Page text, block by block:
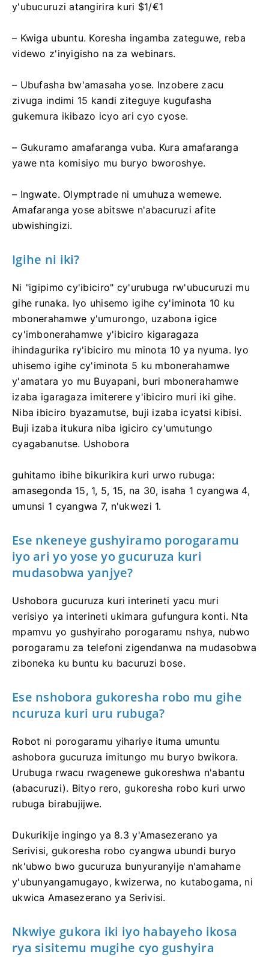
y'ubucuruzi atangirira kuri $1/€1
– Kwiga ubuntu. Koresha ingamba zateguwe, reba
videwo z'inyigisho na za webinars.
– Ubufasha bw'amasaha yose. Inzobere zacu
zivuga indimi 15 kandi ziteguye kugufasha
gukemura ikibazo icyo ari cyo cyose.
– Gukuramo amafaranga vuba. Kura amafaranga
yawe nta komisiyo mu buryo bworoshye.
– Ingwate. Olymptrade ni umuhuza wemewe.
Amafaranga yose abitswe n'abacuruzi afite
ubwishingizi.
Igihe ni iki?
Ni "igipimo cy'ibiciro" cy'urubuga rw'ubucuruzi mu
gihe runaka. Iyo uhisemo igihe cy'iminota 10 ku
mbonerahamwe y'umurongo, uzabona igice
cy'imbonerahamwe y'ibiciro kigaragaza
ihindagurika ry'ibiciro mu minota 10 ya nyuma. Iyo
uhisemo igihe cy'iminota 5 ku mbonerahamwe
y'amatara yo mu Buyapani, buri mbonerahamwe
izaba igaragaza imiterere y'ibiciro muri iki gihe.
Niba ibiciro byazamutse, buji izaba icyatsi kibisi.
Buji izaba itukura niba igiciro cy'umutungo
cyagabanutse. Ushobora
guhitamo ibihe bikurikira kuri urwo rubuga:
amasegonda 15, 1, 5, 15, na 30, isaha 1 cyangwa 4,
umunsi 1 cyangwa 7, n'ukwezi 1.
Ese nkeneye gushyiramo porogaramu
iyo ari yo yose yo gucuruza kuri
mudasobwa yanjye?
Ushobora gucuruza kuri interineti yacu muri
verisiyo ya interineti ukimara gufungura konti. Nta
mpamvu yo gushyiraho porogaramu nshya, nubwo
porogaramu za telefoni zigendanwa na mudasobwa
ziboneka ku buntu ku bacuruzi bose.
Ese nshobora gukoresha robo mu gihe
ncuruza kuri uru rubuga?
Robot ni porogaramu yihariye ituma umuntu
ashobora gucuruza imitungo mu buryo bwikora.
Urubuga rwacu rwagenewe gukoreshwa n'abantu
(abacuruzi). Bityo rero, gukoresha robo kuri urwo
rubuga birabujijwe.
Dukurikije ingingo ya 8.3 y'Amasezerano ya
Serivisi, gukoresha robo cyangwa ubundi buryo
nk'ubwo bwo gucuruza bunyuranyije n'amahame
y'ubunyangamugayo, kwizerwa, no kutabogama, ni
ukwica Amasezerano ya Serivisi.
Nkwiye gukora iki iyo habayeho ikosa
rya sisitemu mugihe cyo gushyira